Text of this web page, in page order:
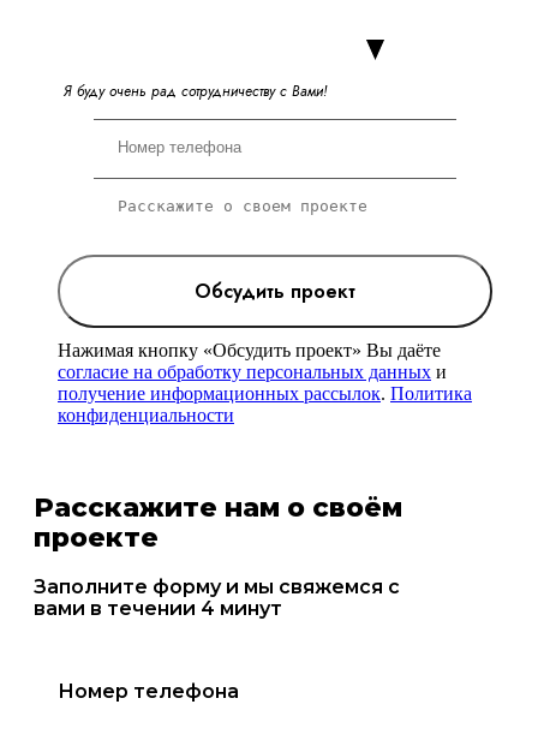
Я буду очень рад сотрудничеству с Вами!
Обсудить проект
Нажимая кнопку «Обсудить проект» Вы даёте
согласие на обработку персональных данных и
получение информационных рассылок. Политика
конфиденциальности
Расскажите нам о своём
проекте
Заполните форму и мы свяжемся с
вами в течении 4 минут